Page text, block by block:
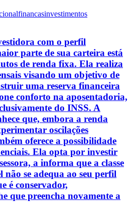
financasinvestimentos
com o perfil
parte de sua carteira está
de renda fixa. Ela realiza
visando um objetivo de
uma reserva financeira
conforto na aposentadoria,
do INSS. A
que, embora a renda
oscilações
oferece a possibilidade
Ela opta por investir
a informa que a classe
não se adequa ao seu perfil
é conservador,
que preencha novamente a